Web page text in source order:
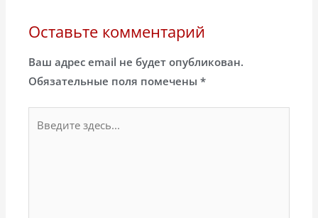
Оставьте комментарий
Ваш адрес email не будет опубликован.
Обязательные поля помечены*
здесь...